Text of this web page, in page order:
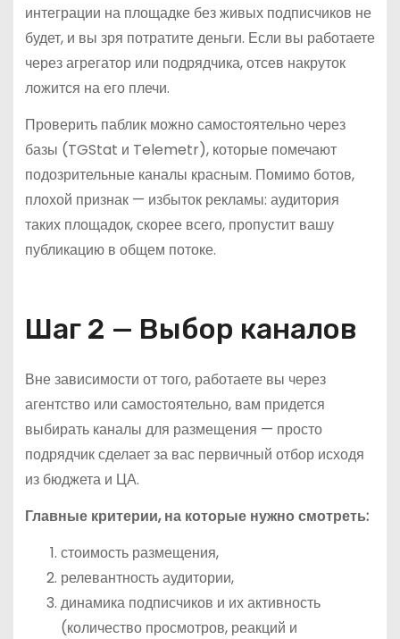
интеграции на площадке без живых подписчиков не
будет, и вы зря потратите деньги. Если вы работаете
через агрегатор или подрядчика, отсев накруток
ложится на его плечи.
Проверить паблик можно самостоятельно через
базы (TGStat и Telemetr), которые помечают
подозрительные каналы красным. Помимо ботов,
плохой признак — избыток рекламы: аудитория
таких площадок, скорее всего, пропустит вашу
публикацию в общем потоке.
Шаг 2 — Выбор каналов
Вне зависимости от того, работаете вы через
агентство или самостоятельно, вам придется
выбирать каналы для размещения — просто
подрядчик сделает за вас первичный отбор исходя
из бюджета и ЦА.
Главные критерии, на которые нужно смотреть:
стоимость размещения,
релевантность аудитории,
динамика подписчиков и их активность
(количество просмотров, реакций и